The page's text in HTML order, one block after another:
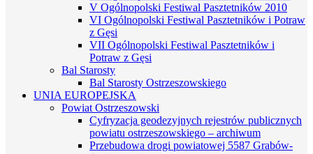
V Ogólnopolski Festiwal Pasztetników 2010
VI Ogólnopolski Festiwal Pasztetników i Potraw
z Gęsi
VII Ogólnopolski Festiwal Pasztetników i
Potraw z Gęsi
Bal Starosty
Bal Starosty Ostrzeszowskiego
UNIA EUROPEJSKA
Powiat Ostrzeszowski
Cyfryzacja geodezyjnych rejestrów publicznych
powiatu ostrzeszowskiego – archiwum
Przebudowa drogi powiatowej 5587 Grabów-